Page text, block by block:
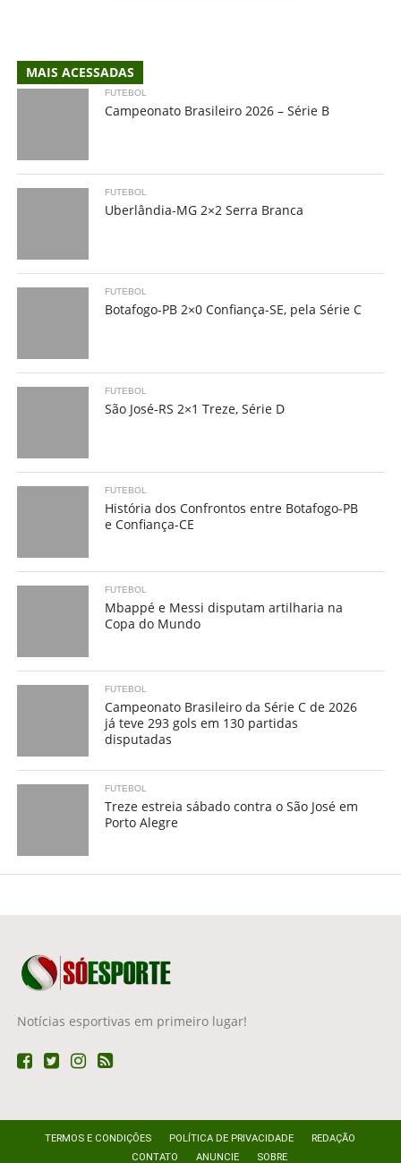
MAIS ACESSADAS
FUTEBOL
Campeonato Brasileiro 2026 – Série B
FUTEBOL
Uberlândia-MG 2×2 Serra Branca
FUTEBOL
Botafogo-PB 2×0 Confiança-SE, pela Série C
FUTEBOL
São José-RS 2×1 Treze, Série D
FUTEBOL
História dos Confrontos entre Botafogo-PB
e Confiança-CE
FUTEBOL
Mbappé e Messi disputam artilharia na
Copa do Mundo
FUTEBOL
Campeonato Brasileiro da Série C de 2026
já teve 293 gols em 130 partidas
disputadas
FUTEBOL
Treze estreia sábado contra o São José em
Porto Alegre
Notícias esportivas em primeiro lugar!
TERMOS E CONDIÇÕES POLÍTICA DE PRIVACIDADE
REDAÇÃO
CONTATO
ANUNCIE SOBRE